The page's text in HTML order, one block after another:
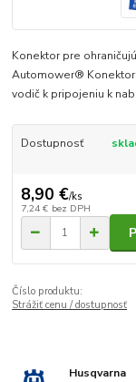
Konektor pre
Automower® Konektor
vodič k pripojeniu k
Dostupnosť
8,90 €/ks
7,24 € bez DPH
Číslo produktu:
Strážiť cenu / dostupnosť
Husqvarna